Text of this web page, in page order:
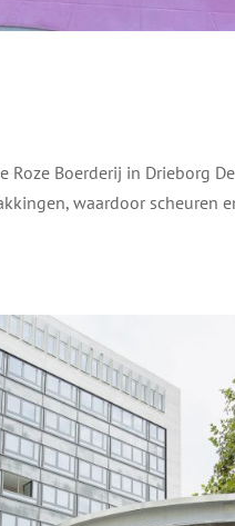
Boerderij in Drieborg
waardoor scheuren